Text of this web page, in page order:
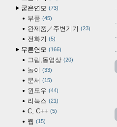
굳은연모 73
부품 45
완제품／주변기기 23
전화기 5
무른연모 166
그림,동영상 20
놀이 33
문서 15
윈도우 44
리눅스 21
C, C++ 5
웹 15